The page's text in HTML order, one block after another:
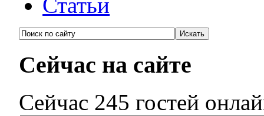
Сейчас на сайте
Сейчас 245 гостей